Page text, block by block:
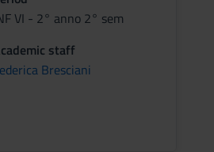
VI - 2° anno 2° sem
staff
Bresciani